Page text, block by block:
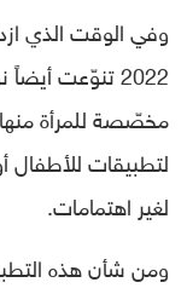
وفي الوقت الذي
2022 تنوّعت
مخصّصة للمرأة
لتطبيقات للأطفال
لغير اهتمامات.
ومن شأن هذه